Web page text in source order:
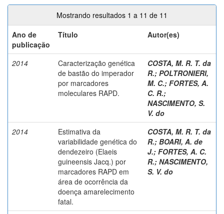
Mostrando resultados 1 a 11 de 11
Ano de
publicação
Título Autor(es)
2014
Caracterização genética
de bastão do imperador
por marcadores
moleculares RAPD.
COSTA, M. R. T. da
R.; POLTRONIERI,
M. C.; FORTES, A.
C. R.;
NASCIMENTO, S.
V. do
2014
Estimativa da
variabilidade genética do
dendezeiro (Elaeis
guineensis Jacq.) por
marcadores RAPD em
área de ocorrência da
doença amarelecimento
fatal.
COSTA, M. R. T. da
R.; BOARI, A. de
J.; FORTES, A. C.
R.; NASCIMENTO,
S. V. do